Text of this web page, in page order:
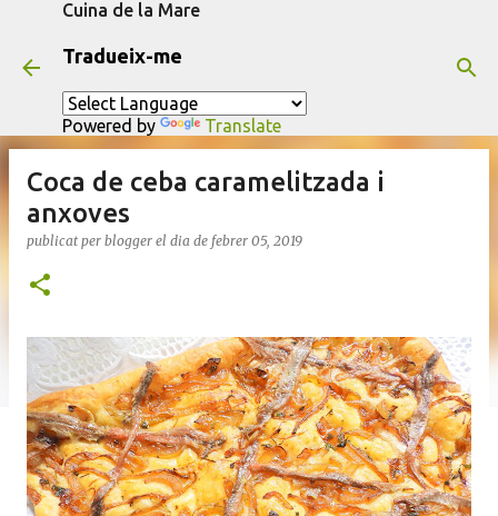
Cuina de la Mare
Tradueix-me
Powered by Translate
Coca de ceba caramelitzada i
anxoves
publicat per blogger el dia de febrer 05, 2019